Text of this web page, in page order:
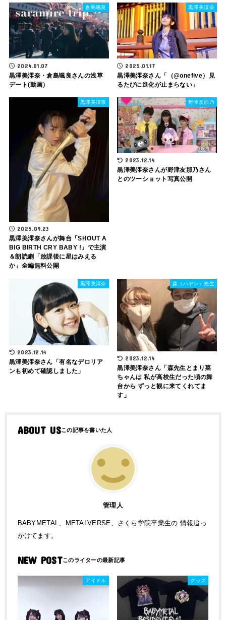
倉島颯良
2024.01.07
黒澤美澪奈・倉島颯良さんの浅草
デート(動画）
黒澤美澪奈
2025.01.17
黒澤美澪奈さん「（@​onefive）見
るたびに進化が止まらない」
黒澤美澪奈
2025.09.23
黒澤美澪奈さんが舞台「SHOUT A
BIG BIRTH CRY BABY !」で主演
＆朗読劇「放課後に星はみえる
か」全編無料公開
野津友那乃
2023.12.14
黒澤美澪奈さんが野津友那乃さん
とのツーショット写真公開
黒澤美澪奈
2023.12.14
黒澤美澪奈‏さん「有名なデロリア
ンも初めて確認しました」
森（ハヤシ）先生
2023.12.14
黒澤美澪奈さん「森先生とまり菜
ちゃんは 私が高校生だった頃の舞
台から ずっと観に来てくれてま
す」
ABOUT US
管理人
BABYMETAL、METALVERSE、さくら学院卒業生の 情報追っ
かけてます。
NEW POST
アイドル グッズ